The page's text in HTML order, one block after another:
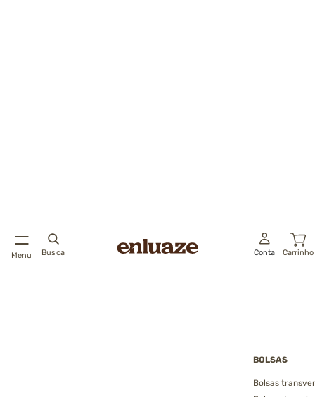
Menu Busca
BOLSAS
Bolsas
Conta Carrinho